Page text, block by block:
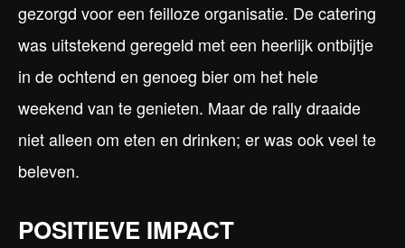
gezorgd voor een feilloze organisatie. De catering
was uitstekend geregeld met een heerlijk ontbijtje
in de ochtend en genoeg bier om het hele
weekend van te genieten. Maar de rally draaide
niet alleen om eten en drinken; er was ook veel te
beleven.
POSITIEVE IMPACT